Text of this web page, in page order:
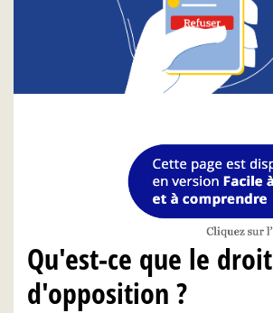
Qu'est-ce que le droit
d'opposition ?